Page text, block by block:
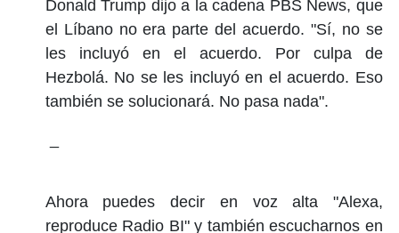
Donald Trump dijo a la cadena PBS News, que
el Líbano no era parte del acuerdo. "Sí, no se
les incluyó en el acuerdo. Por culpa de
Hezbolá. No se les incluyó en el acuerdo. Eso
también se solucionará. No pasa nada".
Ahora puedes decir en voz alta "Alexa,
reproduce Radio BI" y también escucharnos en